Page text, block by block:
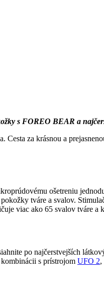
s FOREO BEAR a
Cesta za krásnou a
ošetreniu
tváre a svalov.
viac ako 65 svalov tváre a
po najčerstvejších
kombinácii s prístrojom UFO 2,